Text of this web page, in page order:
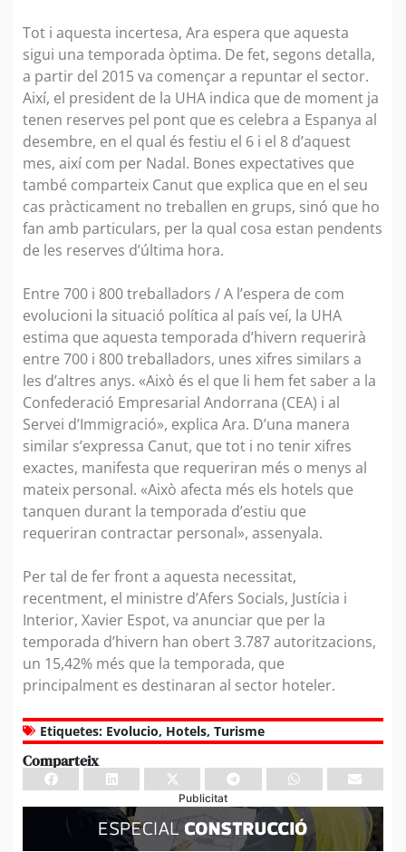
Tot i aquesta incertesa, Ara espera que aquesta
sigui una temporada òptima. De fet, segons detalla,
a partir del 2015 va començar a repuntar el sector.
Així, el president de la UHA indica que de moment ja
tenen reserves pel pont que es celebra a Espanya al
desembre, en el qual és festiu el 6 i el 8 d’aquest
mes, així com per Nadal. Bones expectatives que
també comparteix Canut que explica que en el seu
cas pràcticament no treballen en grups, sinó que ho
fan amb particulars, per la qual cosa estan pendents
de les reserves d’última hora.
Entre 700 i 800 treballadors / A l’espera de com
evolucioni la situació política al país veí, la UHA
estima que aquesta temporada d’hivern requerirà
entre 700 i 800 treballadors, unes xifres similars a
les d’altres anys. «Això és el que li hem fet saber a la
Confederació Empresarial Andorrana (CEA) i al
Servei d’Immigració», explica Ara. D’una manera
similar s’expressa Canut, que tot i no tenir xifres
exactes, manifesta que requeriran més o menys al
mateix personal. «Això afecta més els hotels que
tanquen durant la temporada d’estiu que
requeriran contractar personal», assenyala.
Per tal de fer front a aquesta necessitat,
recentment, el ministre d’Afers Socials, Justícia i
Interior, Xavier Espot, va anunciar que per la
temporada d’hivern han obert 3.787 autoritzacions,
un 15,42% més que la temporada, que
principalment es destinaran al sector hoteler.
Etiquetes: Evolucio, Hotels, Turisme
Comparteix
Publicitat